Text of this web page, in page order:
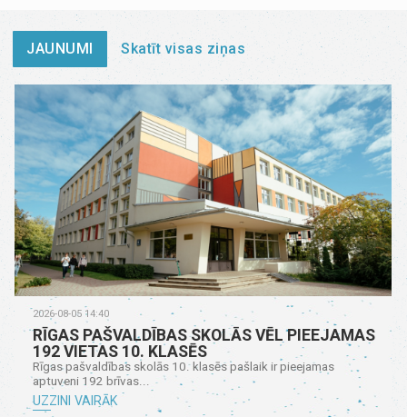
JAUNUMI Skatīt visas ziņas
2026-08-05 14:40
RĪGAS PAŠVALDĪBAS SKOLĀS VĒL PIEEJAMAS
192 VIETAS 10. KLASĒS
Rīgas pašvaldības skolās 10. klasēs pašlaik ir pieejamas
aptuveni 192 brīvas...
UZZINI VAIRĀK